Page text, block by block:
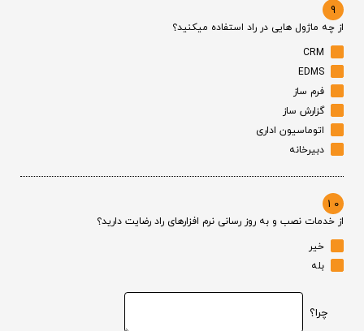
9
از چه ماژول هایی در راد استفاده میکنید؟
CRM
EDMS
فرم ساز
گزارش ساز
اتوماسیون اداری
دبیرخانه
10
از خدمات نصب و به روز رسانی نرم افزارهای راد رضایت دارید؟
خیر
بله
چرا؟